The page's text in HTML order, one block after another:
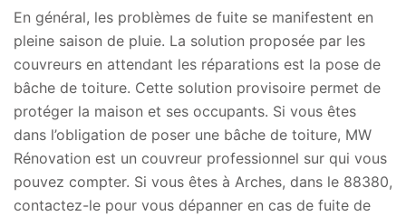
En général, les problèmes de fuite se manifestent en
pleine saison de pluie. La solution proposée par les
couvreurs en attendant les réparations est la pose de
bâche de toiture. Cette solution provisoire permet de
protéger la maison et ses occupants. Si vous êtes
dans l’obligation de poser une bâche de toiture, MW
Rénovation est un couvreur professionnel sur qui vous
pouvez compter. Si vous êtes à Arches, dans le 88380,
contactez-le pour vous dépanner en cas de fuite de